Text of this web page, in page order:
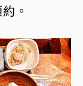
。